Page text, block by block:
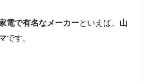
電で有名なメーカーといえば、 山
です。